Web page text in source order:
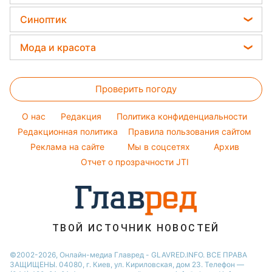
Алла Пугачева
Максим Галкин
Новости Львова
Новости Тернополя
Новости Житомира
Новости Одессы
Напитки
Праздничное меню
Оптические иллюзии
Народные приметы
Уборка
Авто
Стирка
Цены на продукты
Денежная помощь
Тарифы
Курс валют
Синоптик
Прогноз погоды
Магнитные бури
Погода на сегодня
Погода на завтра
Пылевая буря
Мода и красота
Окрашивание волос
Красивый маникюр
Модные ошибки
Новости моды
Советы от Андре Тана
Проверить погоду
O нас Редакция
Политика конфиденциальности
Редакционная политика
Правила пользования сайтом
Реклама на сайте
Мы в соцсетях
Архив
Отчет о прозрачности JTI
ТВОЙ ИСТОЧНИК НОВОСТЕЙ
©2002-2026, Онлайн-медиа Главред - GLAVRED.INFO. ВСЕ ПРАВА
ЗАЩИЩЕНЫ. 04080, г. Киев, ул. Кириловская, дом 23. Телефон —